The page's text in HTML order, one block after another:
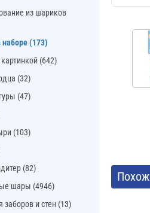
из шариков
(173)
(642)
(32)
(47)
(103)
(82)
шары (4946)
и стен (13)